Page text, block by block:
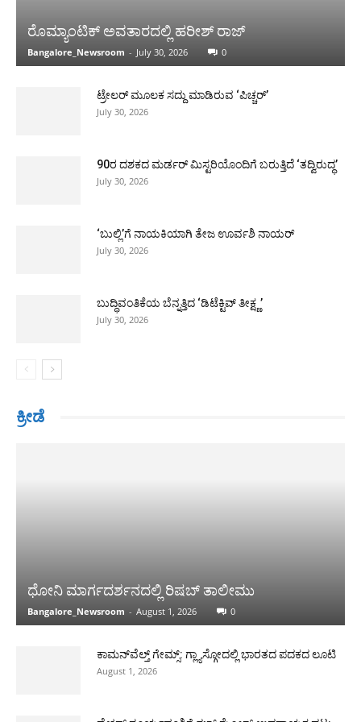
Demand Cabinet Berth for MLA Ramesh |
ಕಾಂಗ್ರೆಸ್‌ ಜಿಲ್ಲಾಧ್ಯಕ್ಷರ ವಿರುದ್ಧ ತಿರುಗಿಬಿದ್ದ ಕೈ ಪಡೆ
00:54
ಬಿಸಿಊಟ ವಿತರಣೆ ಕಂಡು ಆಡಳಿತದ ವಿರುದ್ಧ
ಕೆಂಡಾಮಂಡಲವಾದ ಪೋಷಕರು
00:30
ರೊಮ್ಯಾಂಟಿಕ್ ಅವತಾರದಲ್ಲಿ ಹರೀಶ್ ರಾಜ್
Bangalore_Newsroom - July 30, 2026 0
ಟ್ರೇಲರ್ ಮೂಲಕ ಸದ್ದು ಮಾಡಿರುವ ‘ಪಿಚ್ಚರ್’
July 30, 2026
90ರ ದಶಕದ ಮರ್ಡರ್ ಮಿಸ್ಟರಿಯೊಂದಿಗೆ ಬರುತ್ತಿದೆ ‘ತದ್ವಿರುದ್ಧ’
July 30, 2026
‘ಬುಲ್ಲಿ’ಗೆ ನಾಯಕಿಯಾಗಿ ತೇಜ ಊರ್ವಶಿ ನಾಯರ್
July 30, 2026
ಬುದ್ಧಿವಂತಿಕೆಯ ಬೆನ್ನತ್ತಿದ ‘ಡಿಟೆಕ್ಟಿವ್ ತೀಕ್ಷ್ಣ’
July 30, 2026
ಕ್ರೀಡೆ
ಧೋನಿ ಮಾರ್ಗದರ್ಶನದಲ್ಲಿ ರಿಷಬ್ ತಾಲೀಮು
Bangalore_Newsroom - August 1, 2026 0
ಕಾಮನ್‌ವೆಲ್ತ್ ಗೇಮ್ಸ್: ಗ್ಲ್ಯಾಸ್ಗೋದಲ್ಲಿ ಭಾರತದ ಪದಕದ ಲೂಟಿ
August 1, 2026